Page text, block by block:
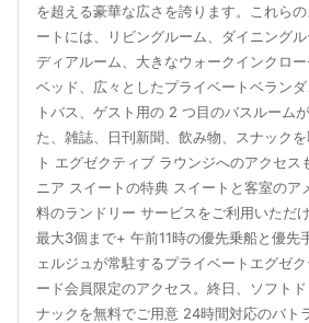
を超える豪華な広さを誇ります。これら
ートには、リビングルーム、ダイニング
ディアルーム、大きなウォークインクロ
ベッド、広々としたプライベートベラン
トバス、ゲスト用の 2 つ目のバスルーム
た、雑誌、日刊新聞、飲み物、スナック
ト エグゼクティブ ラウンジへのアクセス
ニア スイートの特典 スイートと客室のア
料のランドリー サービスをご利用いただ
最大3個まで+ 午前11時の優先乗船と優先
ェルジュが常駐するプライベートエグゼ
ード会員限定のアクセス。終日、ソフト
ナックを無料でご用意 24時間対応のバト